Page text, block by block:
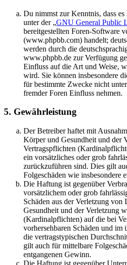
Du nimmst zur Kenntnis, dass
unter der „GNU General Public
bereitgestellten Foren-Software
(www.phpbb.com) handelt;
werden durch die
www.phpbb.de zur Verfügung
Einfluss auf die Art und Weise,
wird. Sie können insbesondere
für bestimmte Zwecke nicht
fremder Foren Einfluss nehmen.
5. Gewährleistung
Der Betreiber haftet mit
Körper und Gesundheit und der
Vertragspflichten
ein vorsätzliches oder grob
zurückzuführen sind. Dies gilt
Folgeschäden wie insbesondere
Die Haftung ist gegenüber
vorsätzlichem oder grob
Schäden aus der Verletzung von
Gesundheit und der Verletzung
(Kardinalpflichten) auf die bei
vorhersehbaren Schäden und im
die vertragstypischen
gilt auch für mittelbare
entgangenen Gewinn.
Die Haftung ist gegenüber